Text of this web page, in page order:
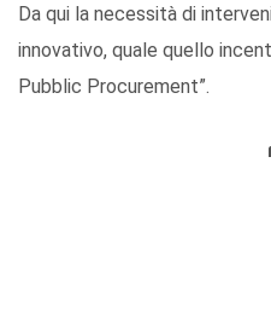
Da qui la necessità di
innovativo, quale quello
Pubblic Procurement”.